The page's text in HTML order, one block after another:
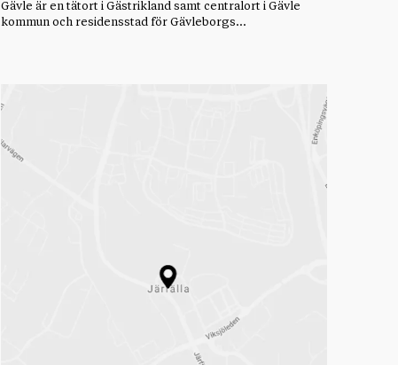
Gävle är en tätort i Gästrikland samt centralort i Gävle
kommun och residensstad för Gävleborgs…